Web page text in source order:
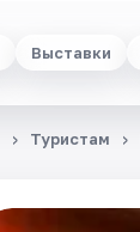
Выставки
Туристам